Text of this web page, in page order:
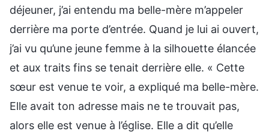
déjeuner, j’ai entendu ma belle-mère m’appeler
derrière ma porte d’entrée. Quand je lui ai ouvert,
j’ai vu qu’une jeune femme à la silhouette élancée
et aux traits fins se tenait derrière elle. « Cette
sœur est venue te voir, a expliqué ma belle-mère.
Elle avait ton adresse mais ne te trouvait pas,
alors elle est venue à l’église. Elle a dit qu’elle